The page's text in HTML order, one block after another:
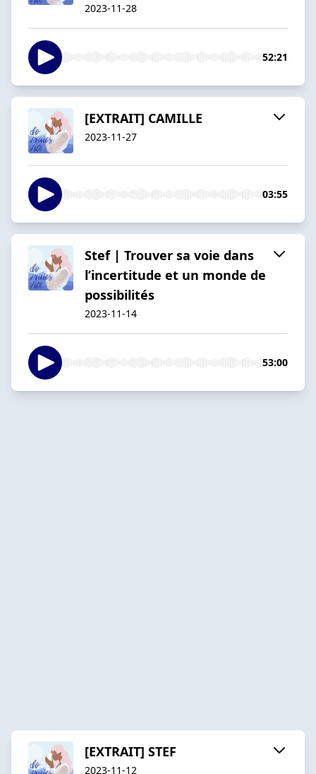
2023-11-28
52:21
[EXTRAIT] CAMILLE
2023-11-27
03:55
Stef | Trouver sa voie dans
l’incertitude et un monde de
possibilités
2023-11-14
53:00
[EXTRAIT] STEF
2023-11-12